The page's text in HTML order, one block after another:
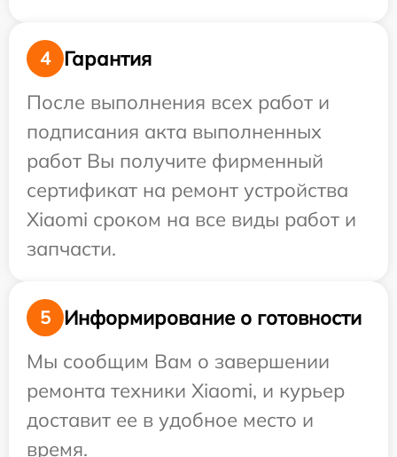
4
Гарантия
После выполнения всех работ и
подписания акта выполненных
работ Вы получите фирменный
сертификат на ремонт устройства
Xiaomi сроком на все виды работ и
запчасти.
5
Информирование о готовности
Мы сообщим Вам о завершении
ремонта техники Xiaomi, и курьер
доставит ее в удобное место и
время.